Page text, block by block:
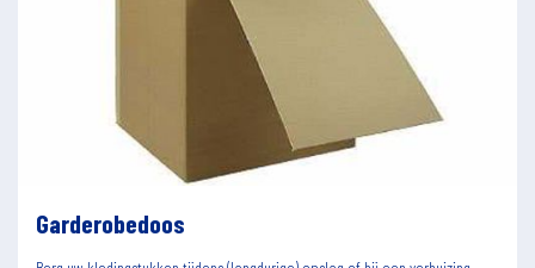
Garderobedoos